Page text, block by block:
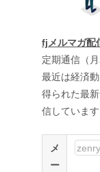
fjメルマガ配
定期通信（
最近は経済
得られた最
信しています
メ
ー